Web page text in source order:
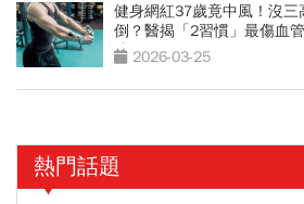
健身網紅37歲竟中風！沒
倒？醫揭「2習慣」最傷血
跡象2026-03-25
熱門話題